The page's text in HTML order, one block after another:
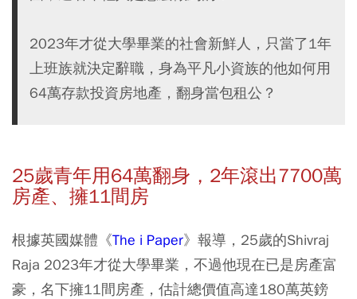
2023年才從大學畢業的社會新鮮人，只當了1年
上班族就決定辭職，身為平凡小資族的他如何用
64萬存款投資房地產，翻身當包租公？
25歲青年用64萬翻身，2年滾出7700萬
房產、擁11間房
根據英國媒體《The i Paper》報導，25歲的Shivraj
Raja 2023年才從大學畢業，不過他現在已是房產富
豪，名下擁11間房產，估計總價值高達180萬英鎊